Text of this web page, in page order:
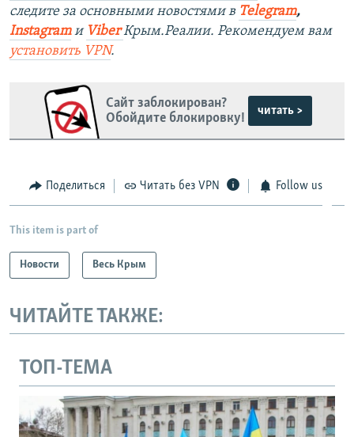
следите за основными новостями в Telegram,
Instagram и ViberКрым.Реалии. Рекомендуем вам
установить VPN.
Сайт заблокирован?
Обойдите блокировку!
читать >
Поделиться Читать без VPN Follow us
This item is part of
Новости Весь Крым
ЧИТАЙТЕ ТАКЖЕ:
ТОП-ТЕМА